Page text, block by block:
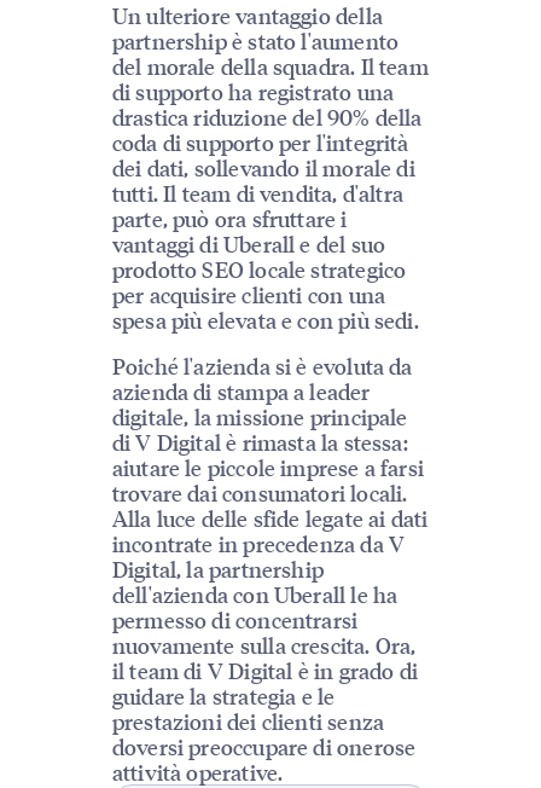
Un ulteriore vantaggio della
partnership è stato l'aumento
del morale della squadra. Il team
di supporto ha registrato una
drastica riduzione del 90% della
coda di supporto per l'integrità
dei dati, sollevando il morale di
tutti. Il team di vendita, d'altra
parte, può ora sfruttare i
vantaggi di Uberall e del suo
prodotto SEO locale strategico
per acquisire clienti con una
spesa più elevata e con più sedi.
Poiché l'azienda si è evoluta da
azienda di stampa a leader
digitale, la missione principale
di V Digital è rimasta la stessa:
aiutare le piccole imprese a farsi
trovare dai consumatori locali.
Alla luce delle sfide legate ai dati
incontrate in precedenza da V
Digital, la partnership
dell'azienda con Uberall le ha
permesso di concentrarsi
nuovamente sulla crescita. Ora,
il team di V Digital è in grado di
guidare la strategia e le
prestazioni dei clienti senza
doversi preoccupare di onerose
attività operative.